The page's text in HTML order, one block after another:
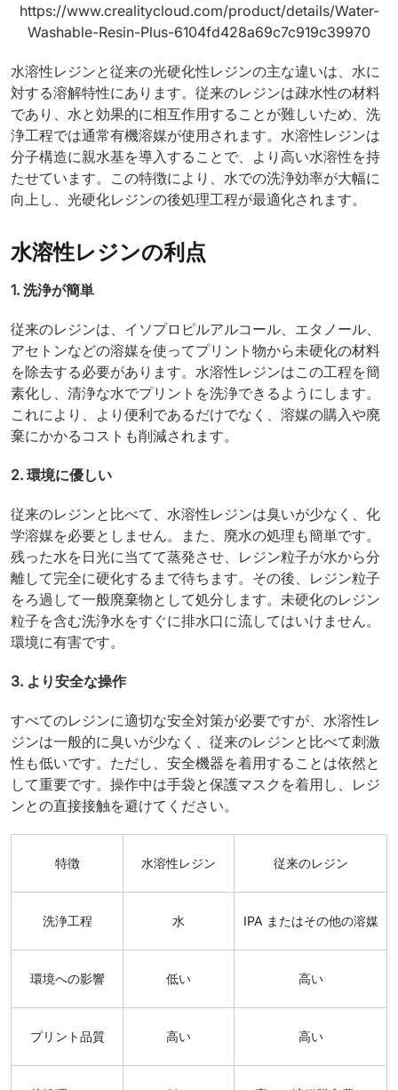
https://www.crealitycloud.com/product/details/Water-
Washable-Resin-Plus-6104fd428a69c7c919c39970
水溶性レジンと従来の光硬化性レジンの主な違いは、水に
対する溶解特性にあります。従来のレジンは疎水性の材料
であり、水と効果的に相互作用することが難しいため、洗
浄工程では通常有機溶媒が使用されます。水溶性レジンは
分子構造に親水基を導入することで、より高い水溶性を持
たせています。この特徴により、水での洗浄効率が大幅に
向上し、光硬化レジンの後処理工程が最適化されます。
水溶性レジンの利点
1. 洗浄が簡単
従来のレジンは、イソプロピルアルコール、エタノール、
アセトンなどの溶媒を使ってプリント物から未硬化の材料
を除去する必要があります。水溶性レジンはこの工程を簡
素化し、清浄な水でプリントを洗浄できるようにします。
これにより、より便利であるだけでなく、溶媒の購入や廃
棄にかかるコストも削減されます。
2. 環境に優しい
従来のレジンと比べて、水溶性レジンは臭いが少なく、化
学溶媒を必要としません。また、廃水の処理も簡単です。
残った水を日光に当てて蒸発させ、レジン粒子が水から分
離して完全に硬化するまで待ちます。その後、レジン粒子
をろ過して一般廃棄物として処分します。未硬化のレジン
粒子を含む洗浄水をすぐに排水口に流してはいけません。
環境に有害です。
3. より安全な操作
すべてのレジンに適切な安全対策が必要ですが、水溶性レ
ジンは一般的に臭いが少なく、従来のレジンと比べて刺激
性も低いです。ただし、安全機器を着用することは依然と
して重要です。操作中は手袋と保護マスクを着用し、レジ
ンとの直接接触を避けてください。
特徴 水溶性レジン 従来のレジン
洗浄工程 水 IPA またはその他の溶媒
環境への影響 低い 高い
プリント品質 高い 高い